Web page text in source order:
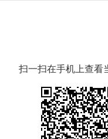
扫一扫在手机上查看